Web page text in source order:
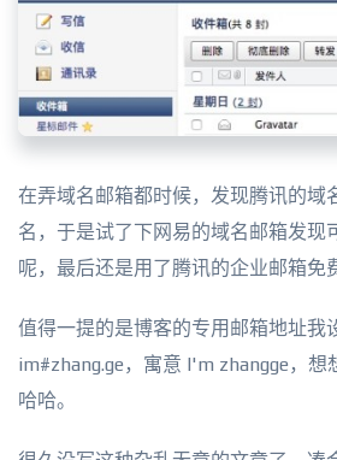
在弄域名邮箱都时候，发现腾讯的域
名，于是试了下网易的域名邮箱发现
呢，最后还是用了腾讯的企业邮箱免
值得一提的是博客的专用邮箱地址我
im#zhang.ge，寓意 I'm zhangge，想
哈哈。